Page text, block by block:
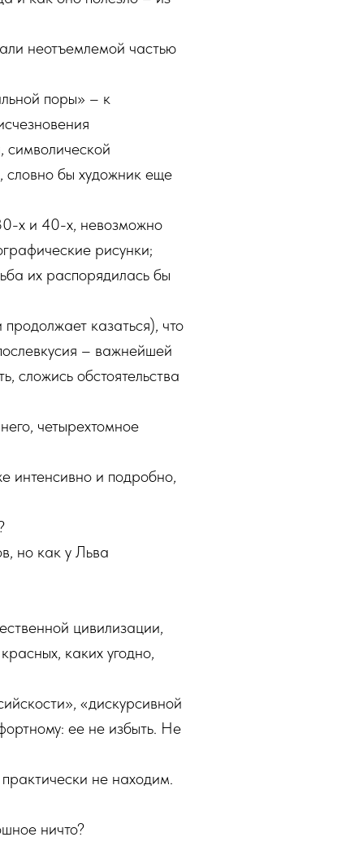
неотъемлемой частью
поры» – к
символической
словно бы художник еще
х и 40-х, невозможно
рисунки;
их распорядилась бы
казаться), что
– важнейшей
сложись обстоятельства
четырехтомное
интенсивно и подробно,
но как у Льва
цивилизации,
каких угодно,
«дискурсивной
ее не избыть. Не
не находим.
ничто?